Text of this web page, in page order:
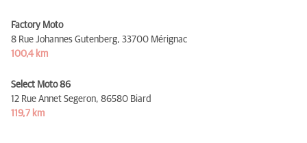
Factory Moto
8 Rue Johannes Gutenberg, 33700 Mérignac
100,4 km
Select Moto 86
12 Rue Annet Segeron, 86580 Biard
119,7 km